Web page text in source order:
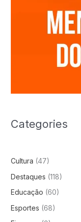
Categories
Cultura (47)
Destaques (118)
Educação (60)
Esportes (68)